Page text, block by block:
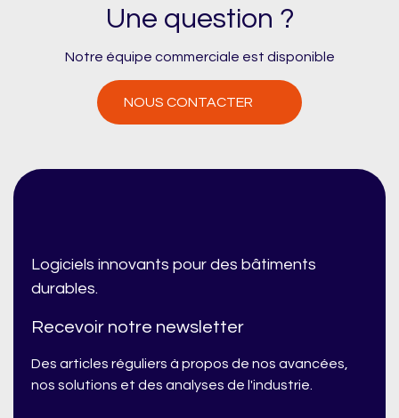
Une question ?
Notre équipe commerciale est disponible
NOUS CONTACTER
Logiciels innovants pour des bâtiments
durables.
Recevoir notre newsletter
Des articles réguliers à propos de nos avancées,
nos solutions et des analyses de l'industrie.